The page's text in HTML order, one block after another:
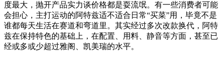
度最大，抛开产品实力谈价格都是耍流氓。有一些消费者可能
会担心，主打运动的阿特兹适不适合日常“买菜”用，毕竟不是
谁都每天生活在赛道和弯道里。其实经过多次改款换代，阿特
兹在保持特色的基础上，在配置、用料、静音等方面，甚至已
经或多或少超过雅阁、凯美瑞的水平。